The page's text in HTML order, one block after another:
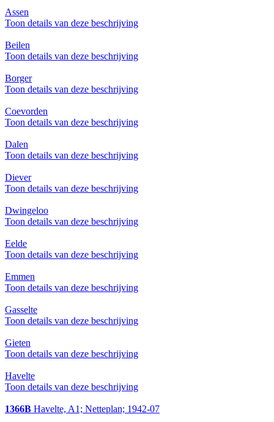
Assen
Toon details van deze beschrijving
Beilen
Toon details van deze beschrijving
Borger
Toon details van deze beschrijving
Coevorden
Toon details van deze beschrijving
Dalen
Toon details van deze beschrijving
Diever
Toon details van deze beschrijving
Dwingeloo
Toon details van deze beschrijving
Eelde
Toon details van deze beschrijving
Emmen
Toon details van deze beschrijving
Gasselte
Toon details van deze beschrijving
Gieten
Toon details van deze beschrijving
Havelte
Toon details van deze beschrijving
1366B Havelte, A1; Netteplan; 1942-07